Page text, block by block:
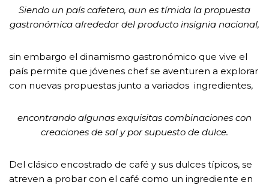
Siendo un país cafetero, aun es tímida la propuesta
gastronómica alrededor del producto insignia nacional,
sin embargo el dinamismo gastronómico que vive el
país permite que jóvenes chef se aventuren a explorar
con nuevas propuestas junto a variados ingredientes,
encontrando algunas exquisitas combinaciones con
creaciones de sal y por supuesto de dulce.
Del clásico encostrado de café y sus dulces típicos, se
atreven a probar con el café como un ingrediente en